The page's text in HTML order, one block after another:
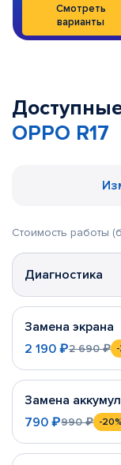
Смотреть
варианты
OPPO R17
Стоимость работы
Диагностика
Замена экрана
2 190 ₽2 690 ₽
Замена
790 ₽990 ₽ -20%